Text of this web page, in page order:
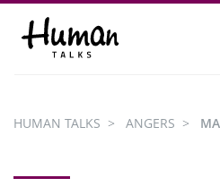
HUMAN TALKS ANGERS